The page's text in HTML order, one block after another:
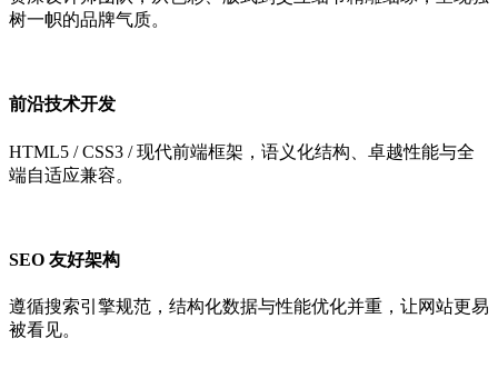
树一帜的品牌气质。
前沿技术开发
HTML5 / CSS3 / 现代前端框架，语义化结构、卓越性能与全
端自适应兼容。
SEO 友好架构
遵循搜索引擎规范，结构化数据与性能优化并重，让网站更易
被看见。